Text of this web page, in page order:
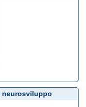
neurosviluppo